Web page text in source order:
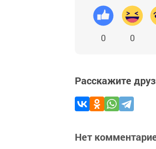
0 0
Расскажите
Нет